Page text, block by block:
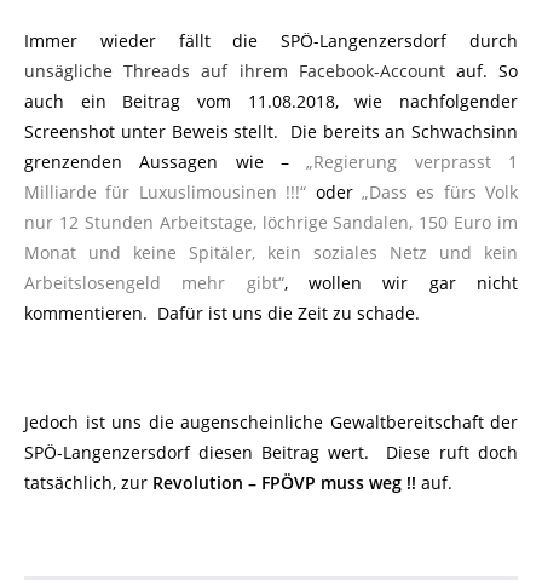
Immer wieder fällt die SPÖ-Langenzersdorf durch
unsägliche Threads auf ihrem Facebook-Accountauf. So
auch ein Beitrag vom 11.08.2018, wie nachfolgender
Screenshot unter Beweis stellt. Die bereits an Schwachsinn
grenzenden Aussagen wie –„Regierung verprasst 1
Milliarde für Luxuslimousinen !!!“ oder „Dass es fürs Volk
nur 12 Stunden Arbeitstage, löchrige Sandalen, 150 Euro im
Monat und keine Spitäler, kein soziales Netz und kein
Arbeitslosengeld mehr gibt“, wollen wir gar nicht
kommentieren. Dafür ist uns die Zeit zu schade.
Jedoch ist uns die augenscheinliche Gewaltbereitschaft der
SPÖ-Langenzersdorf diesen Beitrag wert. Diese ruft doch
tatsächlich, zur Revolution – FPÖVP muss weg !! auf.